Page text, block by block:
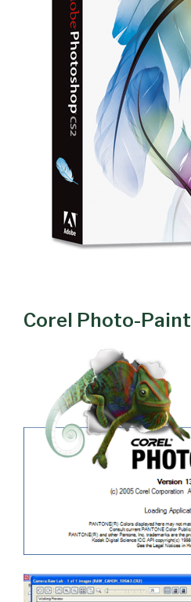
Corel Photo-Paint